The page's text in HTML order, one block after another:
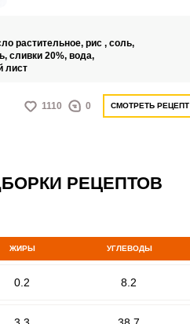
сытно.
растительное, рис , соль,
сливки 20%, вода,
лист
1110 0 СМОТРЕТЬ РЕЦЕПТ
РЕЦЕПТОВ
ЖИРЫ УГЛЕВОДЫ
0.2 8.2